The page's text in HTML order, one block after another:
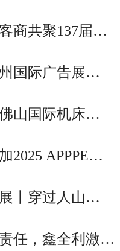
商共聚137届…
国际广告展…
山国际机床…
2025 APPPE…
丨穿过人山…
任，鑫全利激…